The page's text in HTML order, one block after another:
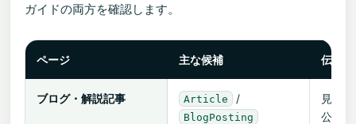
ガイドの両方を確認します。
ページ 主な候補 伝え
ブログ・解説記事 Article /
BlogPosting
見出
公開